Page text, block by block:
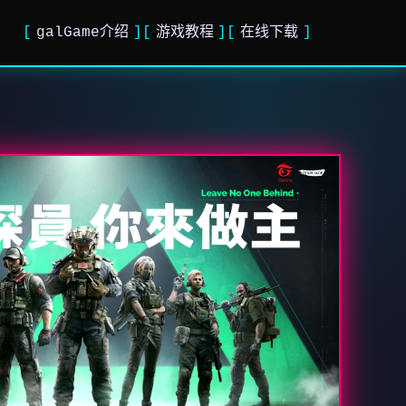
galGame介绍 游戏教程 在线下载